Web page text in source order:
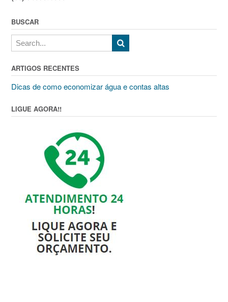
BUSCAR
ARTIGOS RECENTES
Dicas de como economizar água e contas altas
LIGUE AGORA!!